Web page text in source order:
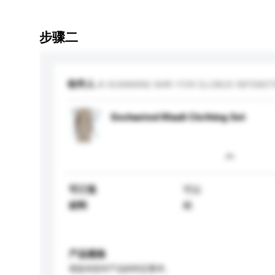
步骤二
收件人
Enchanted Khadi Clothing Set
可订造
可以
材料
棉
产品规格